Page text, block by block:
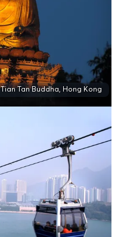
Tian Tan Buddha, Hong Kong